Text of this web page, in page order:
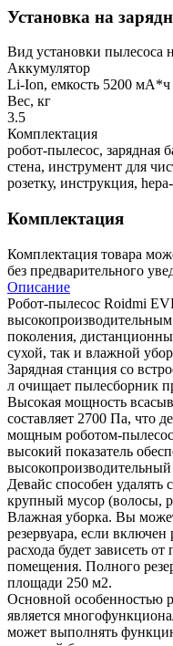
Установка на
Вид установки пылесоса
Аккумулятор
Li-Ion, емкость 5200 мА*ч
Вес, кг
3.5
Комплектация
робот-пылесос, зарядная
стена, инструмент для
розетку, инструкция,
Комплектация
Комплектация товара
без предварительного
Описание
Робот-пылесос Roidmi
поколения,
сухой, так и влажной
Зарядная станция со
л очищает пылесборник
Высокая мощность
составляет 2700 Па, что
мощным роботом-
высокий показатель
высокопроизводительный
Девайс способен удалять
крупный мусор (волосы,
Влажная уборка. Вы
резервуара, если
расхода будет зависеть
помещения. Полного
площади 250 м2.
Основной особенностью
является
может выполнять